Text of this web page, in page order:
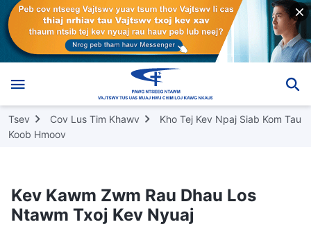
Tsev Cov Lus Tim Khawv
Kho Tej Kev Npaj Siab Kom Tau
Koob Hmoov
Kev Kawm Zwm Rau Dhau Los
Ntawm Txoj Kev Nyuaj